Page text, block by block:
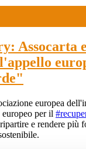
Assocarta
europea
per il
e rendere più